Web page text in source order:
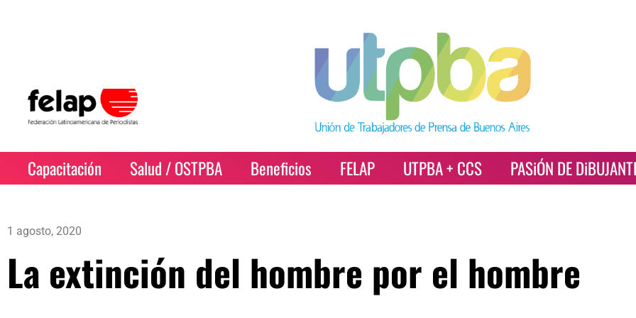
Capacitación Salud / OSTPBA Beneficios FELAP UTPBA + CCS PASiÓN DE
1 agosto, 2020
La extinción del hombre por el hombre